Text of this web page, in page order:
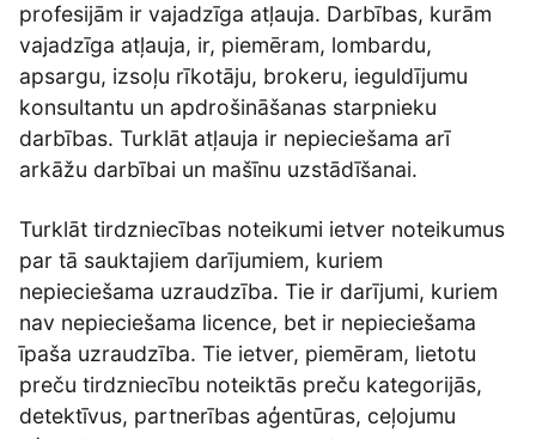
profesijām ir vajadzīga atļauja. Darbības, kurām
vajadzīga atļauja, ir, piemēram, lombardu,
apsargu, izsoļu rīkotāju, brokeru, ieguldījumu
konsultantu un apdrošināšanas starpnieku
darbības. Turklāt atļauja ir nepieciešama arī
arkāžu darbībai un mašīnu uzstādīšanai.
Turklāt tirdzniecības noteikumi ietver noteikumus
par tā sauktajiem darījumiem, kuriem
nepieciešama uzraudzība. Tie ir darījumi, kuriem
nav nepieciešama licence, bet ir nepieciešama
īpaša uzraudzība. Tie ietver, piemēram, lietotu
preču tirdzniecību noteiktās preču kategorijās,
detektīvus, partnerības aģentūras, ceļojumu